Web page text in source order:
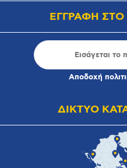
ΕΓΓΡΑΦΗ ΣΤΟ
Αποδοχή
ΔΙΚΤΥΟ